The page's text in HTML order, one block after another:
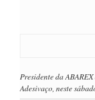
Presidente da
Adesivaço, neste